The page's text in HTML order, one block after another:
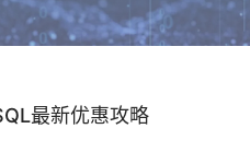
最新优惠攻略